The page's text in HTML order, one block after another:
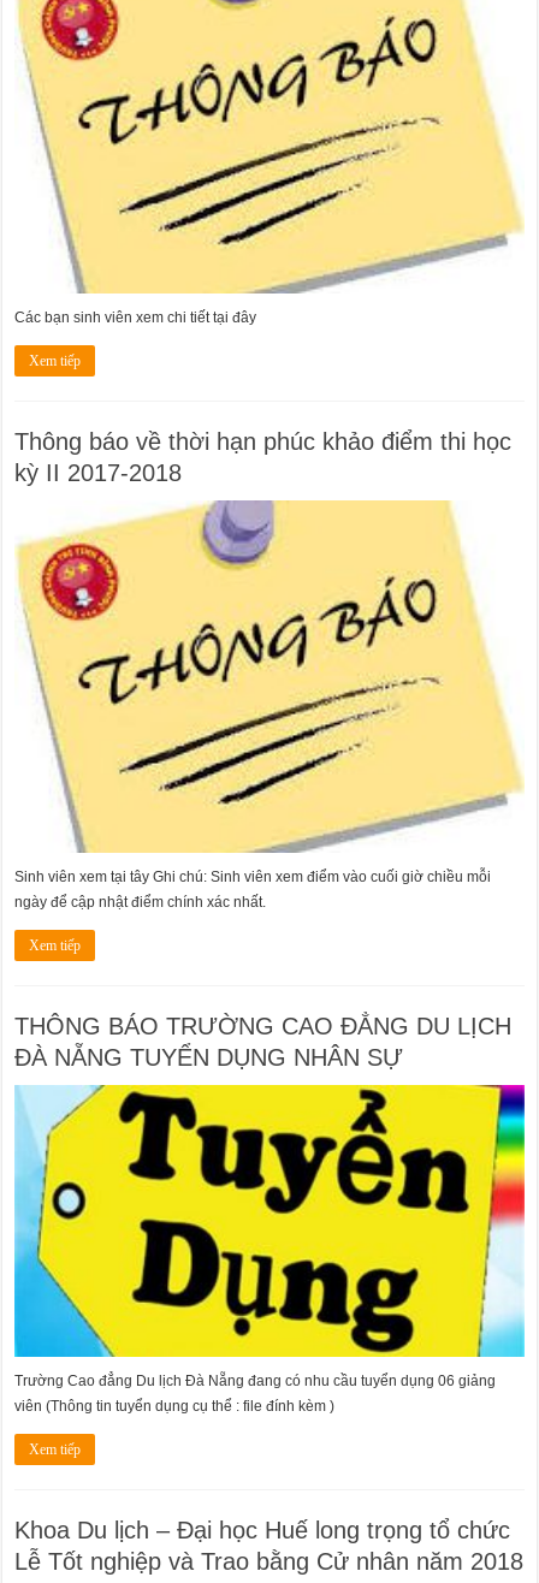
Các bạn sinh viên xem chi tiết tại đây
Xem tiếp
Thông báo về thời hạn phúc khảo điểm thi học
kỳ II 2017-2018
Sinh viên xem tại tây Ghi chú: Sinh viên xem điểm vào cuối giờ chiều mỗi
ngày để cập nhật điểm chính xác nhất.
Xem tiếp
THÔNG BÁO TRƯỜNG CAO ĐẲNG DU LỊCH
ĐÀ NẴNG TUYỂN DỤNG NHÂN SỰ
Trường Cao đẳng Du lịch Đà Nẵng đang có nhu cầu tuyển dụng 06 giảng
viên (Thông tin tuyển dụng cụ thể : file đính kèm )
Xem tiếp
Khoa Du lịch – Đại học Huế long trọng tổ chức
Lễ Tốt nghiệp và Trao bằng Cử nhân năm 2018